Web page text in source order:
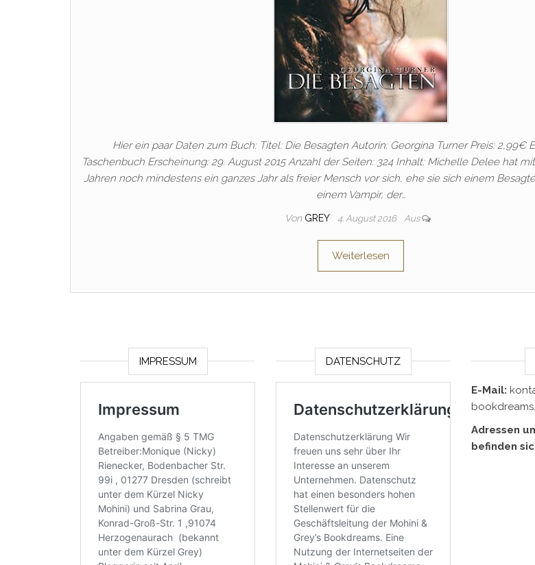
Hier ein paar Daten zum Buch: Titel: Die Besagten Autorin: Georgina Turner Preis: 2,99€
Taschenbuch Erscheinung: 29. August 2015 Anzahl der Seiten: 324 Inhalt: Michelle Delee hat
Jahren noch mindestens ein ganzes Jahr als freier Mensch vor sich, ehe sie sich einem
einem Vampir, der…
Von GREY 4. August 2016 Aus
Weiterlesen
IMPRESSUM DATENSCHUTZ
E-Mail:
Adressen
befinden